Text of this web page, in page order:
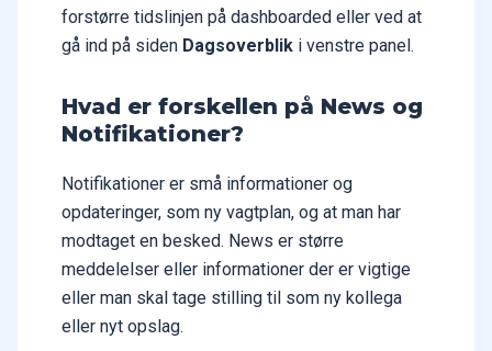
forstørre tidslinjen på dashboarded eller ved at
gå ind på siden Dagsoverblik i venstre panel.
Hvad er forskellen på News og
Notifikationer?
Notifikationer er små informationer og
opdateringer, som ny vagtplan, og at man har
modtaget en besked. News er større
meddelelser eller informationer der er vigtige
eller man skal tage stilling til som ny kollega
eller nyt opslag.